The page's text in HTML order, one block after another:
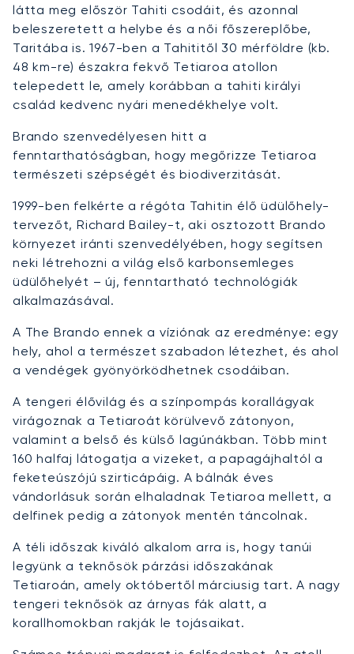
látta meg először Tahiti csodáit, és azonnal
beleszeretett a helybe és a női főszereplőbe,
Taritába is. 1967-ben a Tahititől 30 mérföldre (kb.
48 km-re) északra fekvő Tetiaroa atollon
telepedett le, amely korábban a tahiti királyi
család kedvenc nyári menedékhelye volt.
Brando szenvedélyesen hitt a
fenntarthatóságban, hogy megőrizze Tetiaroa
természeti szépségét és biodiverzitását.
1999-ben felkérte a régóta Tahitin élő üdülőhely-
tervezőt, Richard Bailey-t, aki osztozott Brando
környezet iránti szenvedélyében, hogy segítsen
neki létrehozni a világ első karbonsemleges
üdülőhelyét – új, fenntartható technológiák
alkalmazásával.
A The Brando ennek a víziónak az eredménye: egy
hely, ahol a természet szabadon létezhet, és ahol
a vendégek gyönyörködhetnek csodáiban.
A tengeri élővilág és a színpompás korallágyak
virágoznak a Tetiaroát körülvevő zátonyon,
valamint a belső és külső lagúnákban. Több mint
160 halfaj látogatja a vizeket, a papagájhaltól a
feketeúszójú szirticápáig. A bálnák éves
vándorlásuk során elhaladnak Tetiaroa mellett, a
delfinek pedig a zátonyok mentén táncolnak.
A téli időszak kiváló alkalom arra is, hogy tanúi
legyünk a teknősök párzási időszakának
Tetiaroán, amely októbertől márciusig tart. A nagy
tengeri teknősök az árnyas fák alatt, a
korallhomokban rakják le tojásaikat.